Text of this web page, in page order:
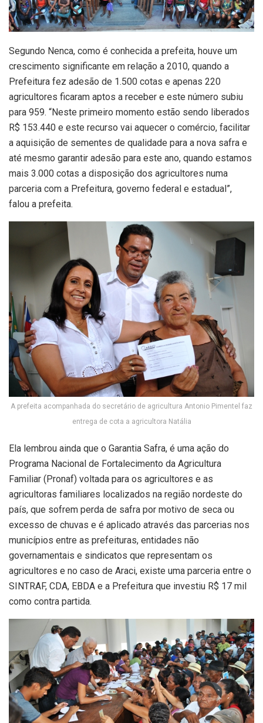
Segundo Nenca, como é conhecida a prefeita, houve um
crescimento significante em relação a 2010, quando a
Prefeitura fez adesão de 1.500 cotas e apenas 220
agricultores ficaram aptos a receber e este número subiu
para 959. “Neste primeiro momento estão sendo liberados
R$ 153.440 e este recurso vai aquecer o comércio, facilitar
a aquisição de sementes de qualidade para a nova safra e
até mesmo garantir adesão para este ano, quando estamos
mais 3.000 cotas a disposição dos agricultores numa
parceria com a Prefeitura, governo federal e estadual”,
falou a prefeita.
A prefeita acompanhada do secretário de agricultura Antonio Pimentel faz
entrega de cota a agricultora Natália
Ela lembrou ainda que o Garantia Safra, é uma ação do
Programa Nacional de Fortalecimento da Agricultura
Familiar (Pronaf) voltada para os agricultores e as
agricultoras familiares localizados na região nordeste do
país, que sofrem perda de safra por motivo de seca ou
excesso de chuvas e é aplicado através das parcerias nos
municípios entre as prefeituras, entidades não
governamentais e sindicatos que representam os
agricultores e no caso de Araci, existe uma parceria entre o
SINTRAF, CDA, EBDA e a Prefeitura que investiu R$ 17 mil
como contra partida.